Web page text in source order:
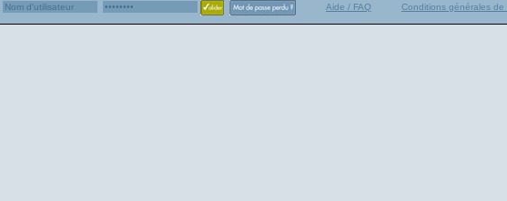
Aide / FAQ Conditions générales de